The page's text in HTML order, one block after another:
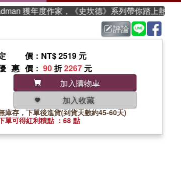
獲年度作家，《史坎德》系列帶你踏上熱血奇幻
評論
價 ：NT$ 2519 元
惠價 ： 90折2267 元
加入購物車
加入收藏
庫存，下單後進貨(到貨天數約45-60天)
單可得紅利積點 ：68 點